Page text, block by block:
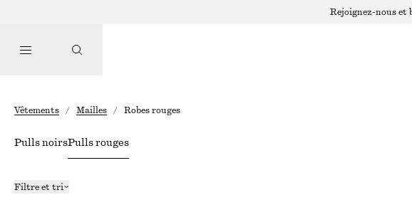
Rejoignez-nous et
Vêtements / Mailles / Robes rouges
Pulls noirsPulls rouges
Filtre et tri